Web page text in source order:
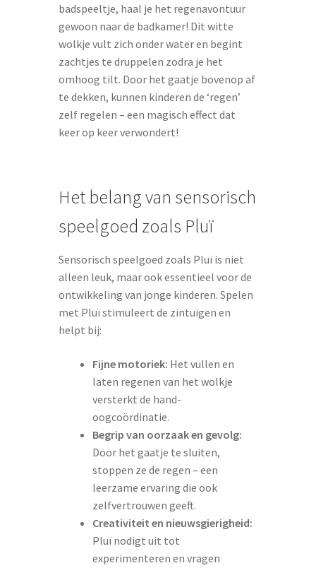
badspeeltje, haal je het regenavontuur
gewoon naar de badkamer! Dit witte
wolkje vult zich onder water en begint
zachtjes te druppelen zodra je het
omhoog tilt. Door het gaatje bovenop af
te dekken, kunnen kinderen de ‘regen’
zelf regelen – een magisch effect dat
keer op keer verwondert!
Het belang van sensorisch
speelgoed zoals Pluï
Sensorisch speelgoed zoals Pluï is niet
alleen leuk, maar ook essentieel voor de
ontwikkeling van jonge kinderen. Spelen
met Pluï stimuleert de zintuigen en
helpt bij:
Fijne motoriek: Het vullen en
laten regenen van het wolkje
versterkt de hand-
oogcoördinatie.
Begrip van oorzaak en gevolg:
Door het gaatje te sluiten,
stoppen ze de regen – een
leerzame ervaring die ook
zelfvertrouwen geeft.
Creativiteit en nieuwsgierigheid:
Pluï nodigt uit tot
experimenteren en vragen